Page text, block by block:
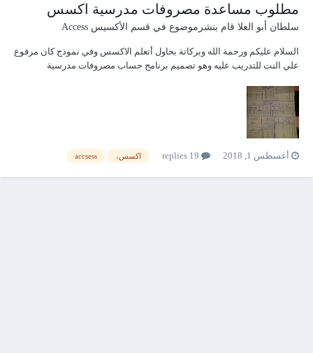
مطلوب مساعدة مصروفات مدرسية اكسس
سلطان أبو العلا قام بنشرموضوع في قسم الأكسيس Access
السلام عليكم ورحمة الله وبركاتة بحاول أتعلم الاكسس وفي نموذج كان مرفوع
علي النت للتدريب عليه وهو تصميم برنامج حساب مصروفات مدرسية
محدد من جدول للتاني بنفس القيمة اللي تدخلها مرة واحدة ويكتب اخر تاريخ
ورقم ايصال دفع وبعد كدا يعمل تقا...
أغسطس 1, 2018 اكسس، accsess